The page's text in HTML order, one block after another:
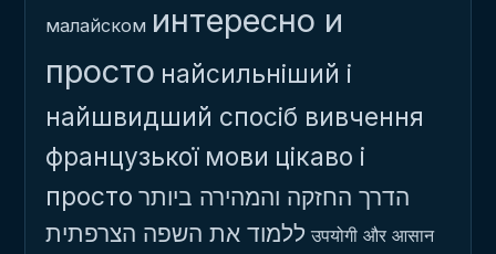
малайском интересно и
просто найсильніший і
найшвидший спосіб вивчення
французької мови цікаво і
просто הדרך החזקה והמהירה ביותר
ללמוד את השפה הצרפתית उपयोगी और आसान